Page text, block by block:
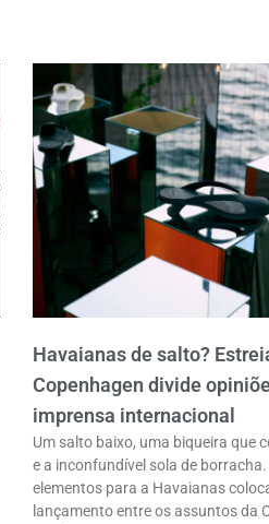
Havaianas de salto?
Copenhagen divide
imprensa internacional
Um salto baixo, uma biqueira que
e a inconfundível sola de
elementos para a Havaianas
lançamento entre os assuntos da